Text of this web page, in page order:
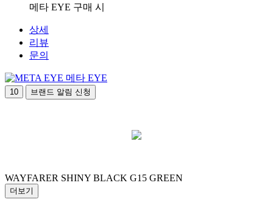
메타 EYE 구매 시
상세
리뷰
문의
메타 EYE
10 브랜드 알림 신청
WAYFARER SHINY BLACK G15 GREEN
더보기